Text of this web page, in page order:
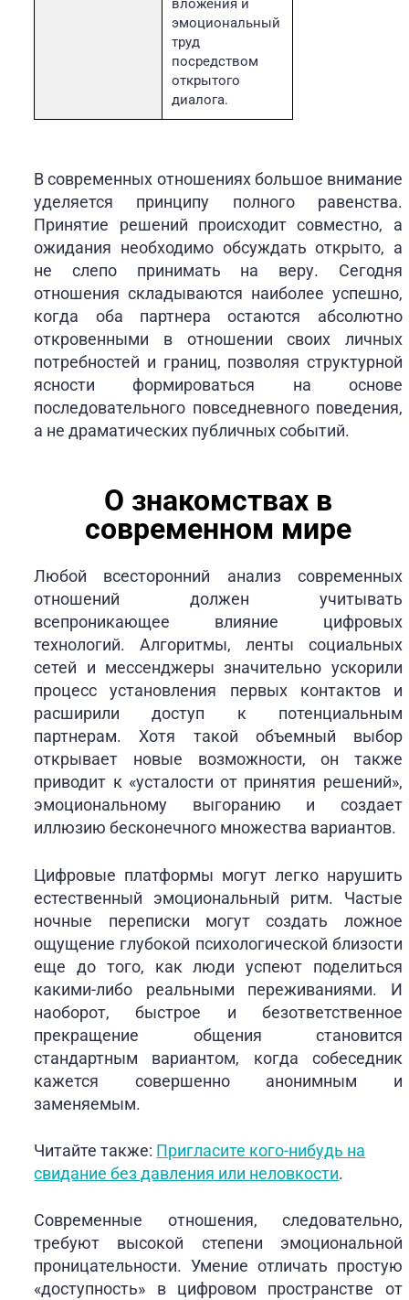
вложения и
эмоциональный
труд
посредством
открытого
диалога.
В современных отношениях большое внимание
уделяется принципу полного равенства.
Принятие решений происходит совместно, а
ожидания необходимо обсуждать открыто, а
не слепо принимать на веру. Сегодня
отношения складываются наиболее успешно,
когда оба партнера остаются абсолютно
откровенными в отношении своих личных
потребностей и границ, позволяя структурной
ясности формироваться на основе
последовательного повседневного поведения,
а не драматических публичных событий.
О знакомствах в
современном мире
Любой всесторонний анализ современных
отношений должен учитывать
всепроникающее влияние цифровых
технологий. Алгоритмы, ленты социальных
сетей и мессенджеры значительно ускорили
процесс установления первых контактов и
расширили доступ к потенциальным
партнерам. Хотя такой объемный выбор
открывает новые возможности, он также
приводит к «усталости от принятия решений»,
эмоциональному выгоранию и создает
иллюзию бесконечного множества вариантов.
Цифровые платформы могут легко нарушить
естественный эмоциональный ритм. Частые
ночные переписки могут создать ложное
ощущение глубокой психологической близости
еще до того, как люди успеют поделиться
какими-либо реальными переживаниями. И
наоборот, быстрое и безответственное
прекращение общения становится
стандартным вариантом, когда собеседник
кажется совершенно анонимным и
заменяемым.
Читайте также: Пригласите кого-нибудь на
свидание без давления или неловкости.
Современные отношения, следовательно,
требуют высокой степени эмоциональной
проницательности. Умение отличать простую
«доступность» в цифровом пространстве от